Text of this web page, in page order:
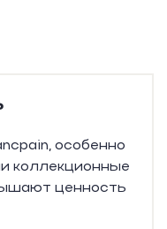
особенно
коллекционные
ценность